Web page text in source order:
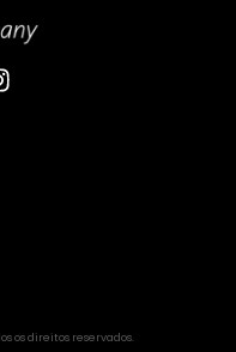
os direitos reservados.